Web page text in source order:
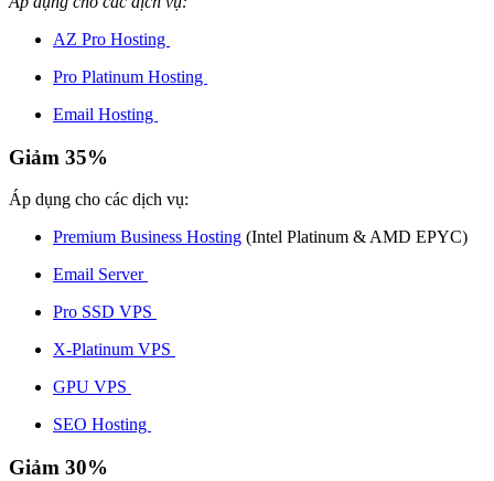
AZ Pro Hosting
Pro Platinum Hosting
Email Hosting
Giảm 35%
Áp dụng cho các dịch vụ:
Premium Business Hosting (Intel Platinum & AMD EPYC)
Email Server
Pro SSD VPS
X-Platinum VPS
GPU VPS
SEO Hosting
Giảm 30%